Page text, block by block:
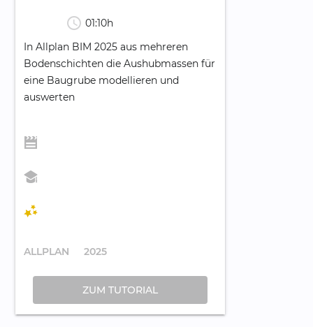
schedule 01:10h
In Allplan BIM 2025 aus mehreren
Bodenschichten die Aushubmassen für
eine Baugrube modellieren und
auswerten
ALLPLAN 2025
ZUM TUTORIAL